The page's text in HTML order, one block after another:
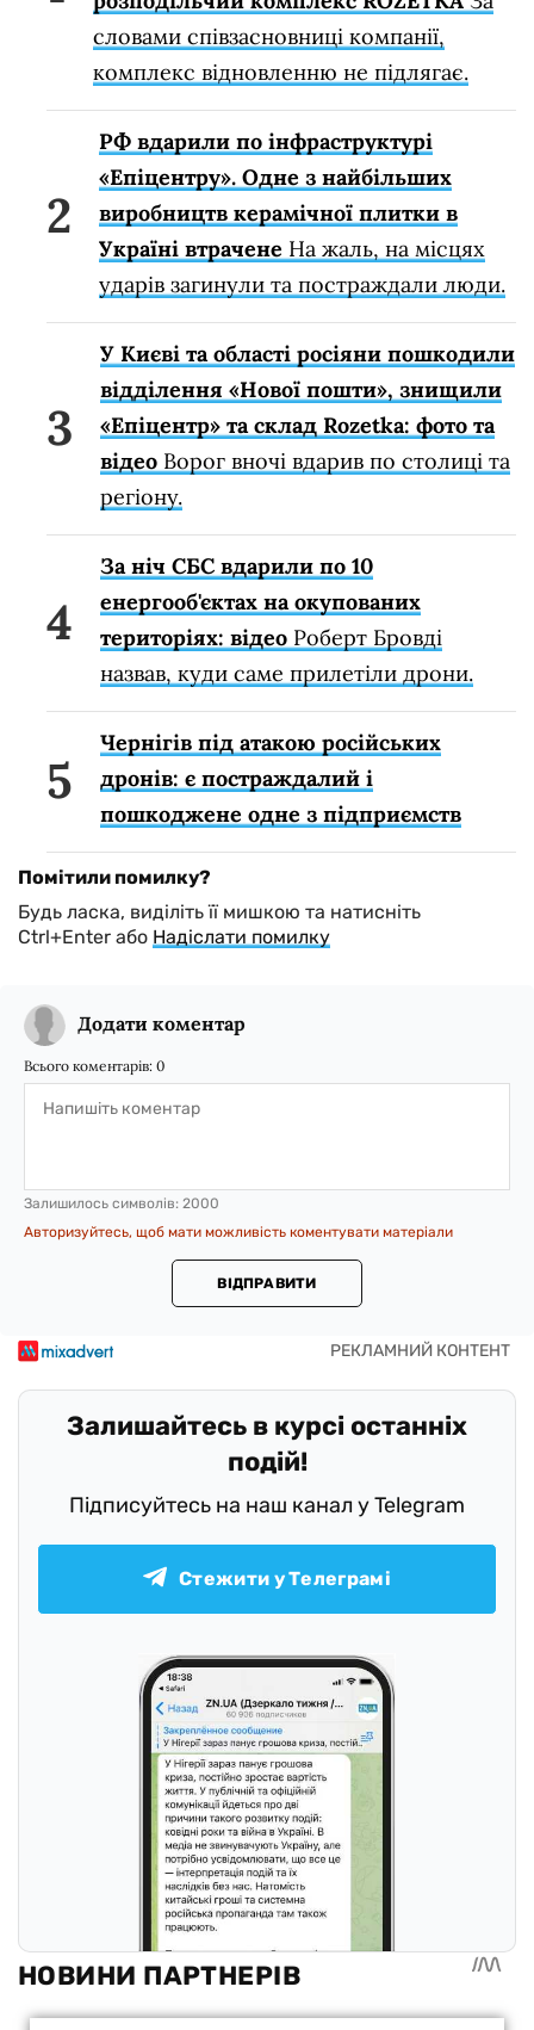
словами співзасновниці компанії,
комплекс відновленню не підлягає.
РФ вдарили по інфраструктурі
«Епіцентру». Одне з найбільших
виробництв керамічної плитки в
Україні втрачене На жаль, на місцях
ударів загинули та постраждали люди.
У Києві та області росіяни пошкодили
відділення «Нової пошти», знищили
«Епіцентр» та склад Rozetka: фото та
відео Ворог вночі вдарив по столиці та
регіону.
За ніч СБС вдарили по 10
енергооб'єктах на окупованих
територіях: відео Роберт Бровді
назвав, куди саме прилетіли дрони.
Чернігів під атакою російських
дронів: є постраждалий і
пошкоджене одне з підприємств
Помітили помилку?
Будь ласка, виділіть її мишкою та натисніть
Ctrl+Enter або Надіслати помилку
Додати коментар
Всього коментарів: 0
Залишилось символів: 2000
Авторизуйтесь, щоб мати можливість коментувати матеріали
ВІДПРАВИТИ
Залишайтесь в курсі останніх
подій!
Підписуйтесь на наш канал у Telegram
Стежити у Телеграмі